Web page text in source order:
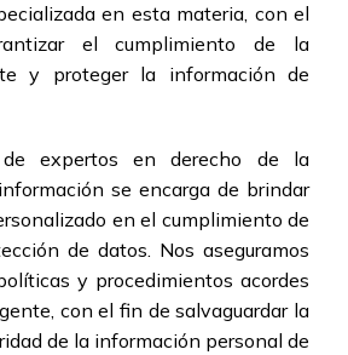
en esta materia, con el
el cumplimiento de la
y proteger la información de
de expertos en derecho de la
se encarga de brindar
en el cumplimiento de
de datos. Nos aseguramos
y procedimientos acordes
con el fin de salvaguardar la
de la información personal de